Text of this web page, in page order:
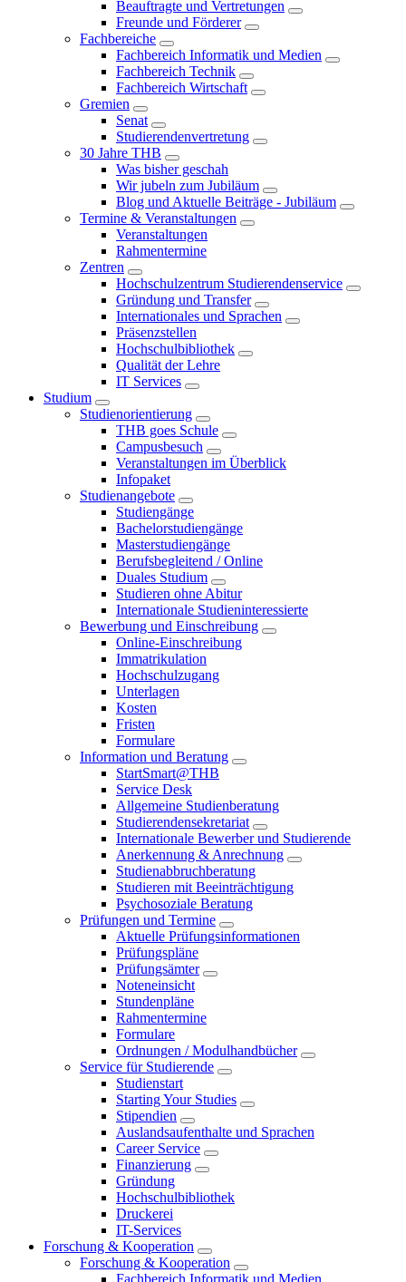
Beauftragte und Vertretungen
Freunde und Förderer
Fachbereiche
Fachbereich Informatik und Medien
Fachbereich Technik
Fachbereich Wirtschaft
Gremien
Senat
Studierendenvertretung
30 Jahre THB
Was bisher geschah
Wir jubeln zum Jubiläum
Blog und Aktuelle Beiträge - Jubiläum
Termine & Veranstaltungen
Veranstaltungen
Rahmentermine
Zentren
Hochschulzentrum Studierendenservice
Gründung und Transfer
Internationales und Sprachen
Präsenzstellen
Hochschulbibliothek
Qualität der Lehre
IT Services
Studium
Studienorientierung
THB goes Schule
Campusbesuch
Veranstaltungen im Überblick
Infopaket
Studienangebote
Studiengänge
Bachelorstudiengänge
Masterstudiengänge
Berufsbegleitend / Online
Duales Studium
Studieren ohne Abitur
Internationale Studieninteressierte
Bewerbung und Einschreibung
Online-Einschreibung
Immatrikulation
Hochschulzugang
Unterlagen
Kosten
Fristen
Formulare
Information und Beratung
StartSmart@THB
Service Desk
Allgemeine Studienberatung
Studierendensekretariat
Internationale Bewerber und Studierende
Anerkennung & Anrechnung
Studienabbruchberatung
Studieren mit Beeinträchtigung
Psychosoziale Beratung
Prüfungen und Termine
Aktuelle Prüfungsinformationen
Prüfungspläne
Prüfungsämter
Noteneinsicht
Stundenpläne
Rahmentermine
Formulare
Ordnungen / Modulhandbücher
Service für Studierende
Studienstart
Starting Your Studies
Stipendien
Auslandsaufenthalte und Sprachen
Career Service
Finanzierung
Gründung
Hochschulbibliothek
Druckerei
IT-Services
Forschung & Kooperation
Forschung & Kooperation
Fachbereich Informatik und Medien